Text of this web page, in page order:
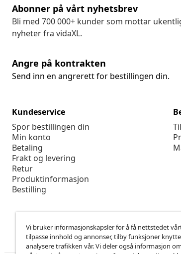
Abonner på vårt nyhetsbrev
Bli med 700 000+ kunder som mottar
nyheter fra vidaXL.
Angre på kontrakten
Send inn en angrerett for bestillingen din.
Kundeservice
Spor bestillingen din
Min konto
Betaling
Frakt og levering
Retur
Produktinformasjon
Bestilling
Vi bruker informasjonskapsler for å få nettstedet
tilpasse innhold og annonser, tilby funksjoner
analysere trafikken vår. Vi deler også informasjon